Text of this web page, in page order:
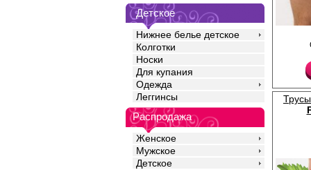
Детское
Нижнее белье детское
Колготки
Носки
Для купания
Одежда
Леггинсы
Распродажа
Женское
Мужское
Детское
Трусы шорты мужские
полотна кулирная
с добавлением
средней линией
силуэта,
повторяющим
удобной открытой
полностью
опускается на бедра,
движения и
ежедневного
спортом.
при температуре не